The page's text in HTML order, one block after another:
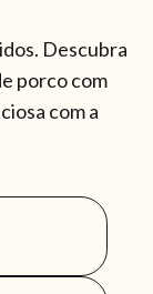
Descubra
porco com
com a